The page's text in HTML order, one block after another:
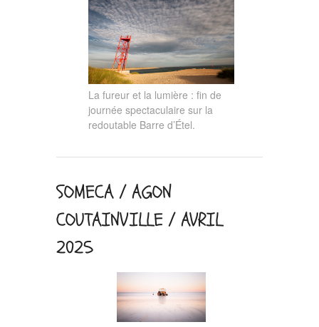
La fureur et la lumière : fin de
journée spectaculaire sur la
redoutable Barre d’Étel.
SOMECA / AGON
COUTAINVILLE / AVRIL
2025